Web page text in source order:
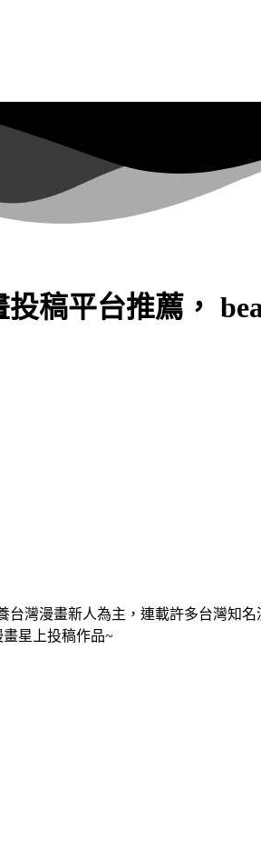
投稿平台推薦，
台灣漫畫新人為主，連載許多台灣知
星上投稿作品~